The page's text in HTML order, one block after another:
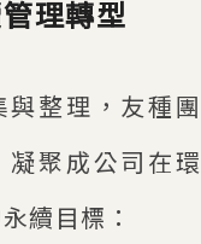
理轉型
與整理，友種
聚成公司在
續目標：